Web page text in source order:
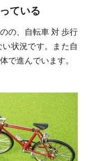
ている
の、自転車 対 歩行
状況です。また自
で進んでいます。